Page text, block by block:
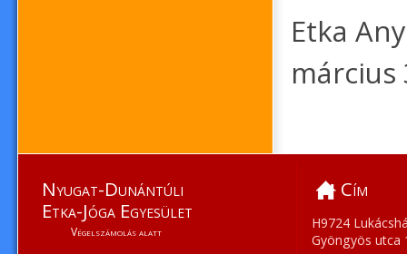
Etka
március
Nyugat-Dunántúli
Etka-Jóga Egyesület
Végelszámolás alatt
Cím
H9724
Gyöngyös utca